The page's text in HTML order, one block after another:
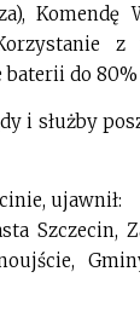
Komendę
do
i służby
ujawnił:
Szczecin,